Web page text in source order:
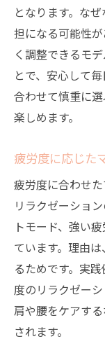
となります。な
担になる可能性
く調整できるモ
とで、安心して
合わせて慎重に
楽しめます。
疲労度に応じた
疲労度に合わせ
リラクゼーショ
トモード、強い
ています。理由
るためです。実
度のリラクゼー
肩や腰をケアす
されます。